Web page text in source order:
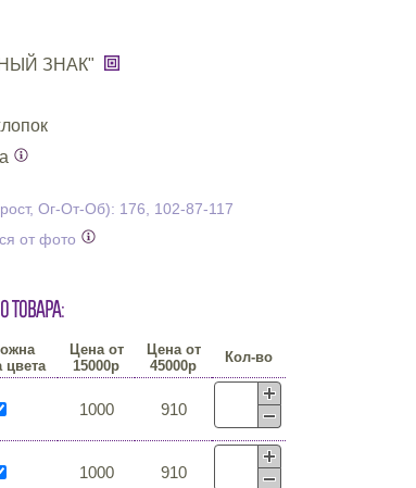
ЗНАК"
Ог-От-Об): 176, 102-87-117
от фото
товара:
цвета
Цена от
15000р
Цена от
45000р
Кол-во
1000 910
1000 910